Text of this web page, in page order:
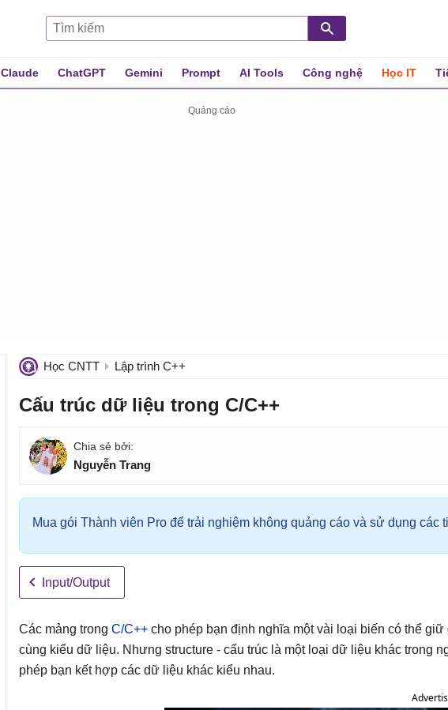
Claude ChatGPT Gemini Prompt AI Tools Công nghệ Học IT
Học CNTT Lập trình C++
Cấu trúc dữ liệu trong C/C++
Nguyễn Trang
Mua gói Thành viên Pro để trải nghiệm không quảng cáo và sử dụng các
Input/Output
Các mảng trong C/C++ cho phép bạn định nghĩa một vài loại biến có thể giữ
cùng kiểu dữ liệu. Nhưng structure - cấu trúc là một loại dữ liệu khác trong
phép bạn kết hợp các dữ liệu khác kiểu nhau.